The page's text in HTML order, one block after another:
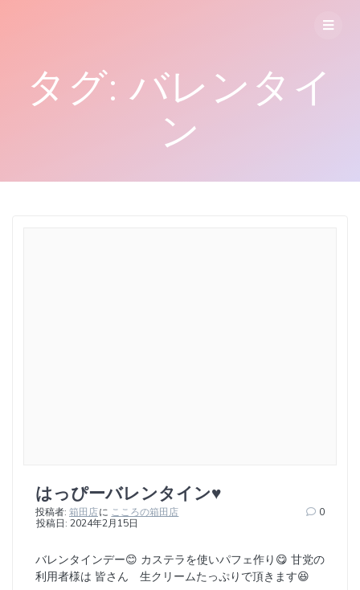
へ
ッ
タグ: バレンタイ
ン
はっぴーバレンタイン♥
投稿者: 箱田店に こころの箱田店
投稿日: 2024年2月15日
0
バレンタインデー😊 カステラを使いパフェ作り😋 甘党の
利用者様は 皆さん 生クリームたっぷりで頂きます😆